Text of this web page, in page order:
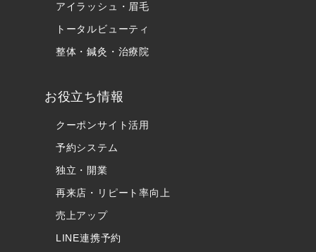
アイラッシュ・眉毛
トータルビューティ
整体・鍼灸・治療院
お役立ち情報
クーポンサイト活用
予約システム
独立・開業
再来店・リピート率向上
売上アップ
LINE連携予約